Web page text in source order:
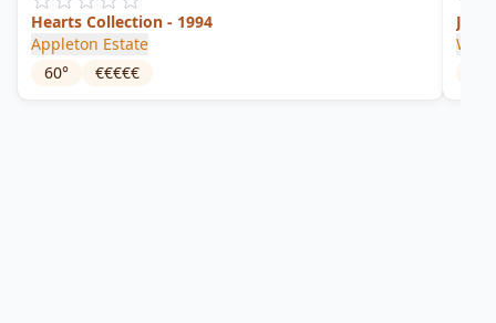
Hearts Collection - 1994
Appleton Estate
60° €€€€€